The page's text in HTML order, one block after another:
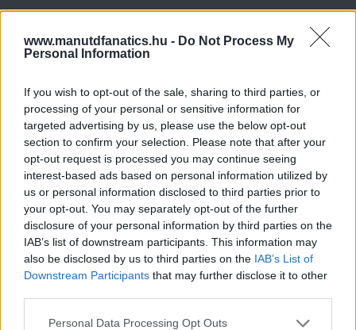
www.manutdfanatics.hu - Do Not Process My
Personal Information
If you wish to opt-out of the sale, sharing to third parties, or
processing of your personal or sensitive information for
targeted advertising by us, please use the below opt-out
section to confirm your selection. Please note that after your
opt-out request is processed you may continue seeing
interest-based ads based on personal information utilized by
us or personal information disclosed to third parties prior to
your opt-out. You may separately opt-out of the further
disclosure of your personal information by third parties on the
IAB’s list of downstream participants. This information may
also be disclosed by us to third parties on the IAB’s List of
Downstream Participants that may further disclose it to other
Please note that this website/app uses one or more Google
Personal Data Processing Opt Outs